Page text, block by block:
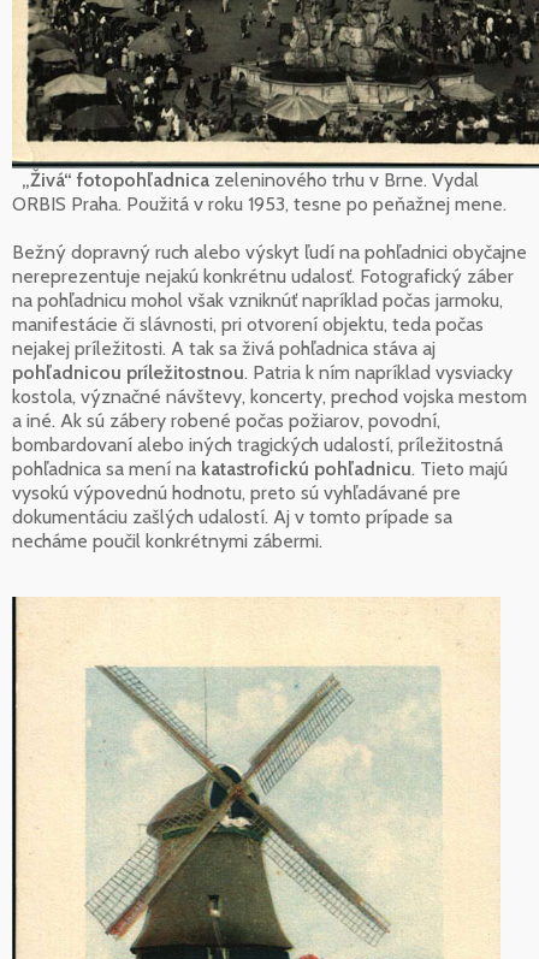
„Živá“ fotopohľadnica zeleninového trhu v Brne. Vydal
ORBIS Praha. Použitá v roku 1953, tesne po peňažnej mene.
Bežný dopravný ruch alebo výskyt ľudí na pohľadnici obyčajne
nereprezentuje nejakú konkrétnu udalosť. Fotografický záber
na pohľadnicu mohol však vzniknúť napríklad počas jarmoku,
manifestácie či slávnosti, pri otvorení objektu, teda počas
nejakej príležitosti. A tak sa živá pohľadnica stáva aj
pohľadnicou príležitostnou. Patria k ním napríklad vysviacky
kostola, význačné návštevy, koncerty, prechod vojska mestom
a iné. Ak sú zábery robené počas požiarov, povodní,
bombardovaní alebo iných tragických udalostí, príležitostná
pohľadnica sa mení na katastrofickú pohľadnicu. Tieto majú
vysokú výpovednú hodnotu, preto sú vyhľadávané pre
dokumentáciu zašlých udalostí. Aj v tomto prípade sa
necháme poučil konkrétnymi zábermi.